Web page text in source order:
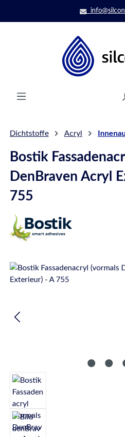
Zum Hauptinhalt springen
Dichtstoffe Acryl
Bostik
DenBraven Acryl
755
Bildergalerie überspringen